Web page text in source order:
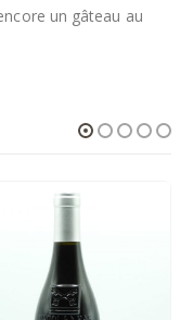
un gâteau au